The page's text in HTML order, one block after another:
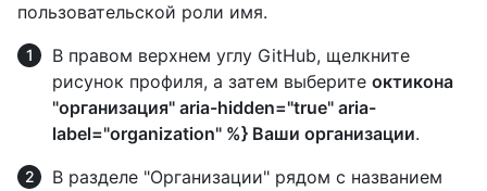
пользовательской роли имя.
В правом верхнем углу GitHub, щелкните
рисунок профиля, а затем выберите октикона
"организация" aria-hidden="true" aria-
label="organization" %} Ваши организации.
В разделе "Организации" рядом с названием